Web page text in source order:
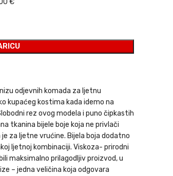
€
odjevnih komada za ljetnu
kupaćeg kostima kada idemo na
rez ovog modela i puno čipkastih
tkanina bijele boje koja ne privlači
za ljetne vrućine. Bijela boja dodatno
ljetnoj kombinaciji. Viskoza- prirodni
maksimalno prilagodljiv proizvod, u
– jedna veličina koja odgovara